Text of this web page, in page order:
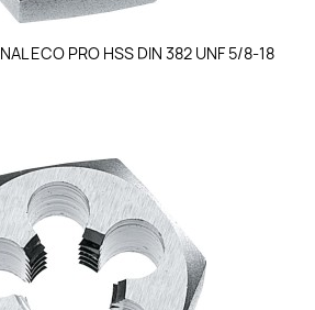
ECO PRO HSS DIN 382 UNF 5/8-18